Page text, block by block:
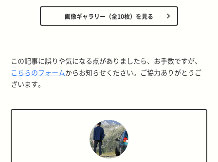
画像ギャラリー（全10枚）を見る
この記事に誤りや気になる点がありましたら、お手数ですが、
こちらのフォームからお知らせください。ご協力ありがとうご
ざいます。